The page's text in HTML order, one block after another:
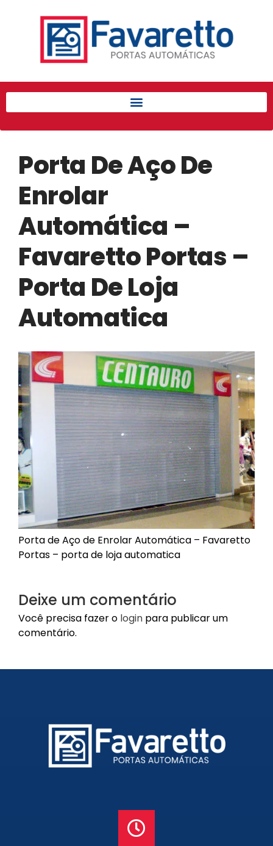
Produtos
Porta de Enrolar Automática
Acessórios Para Portas de
Pintura eletrostática
Portfólio
Acessórios
Automatização
Enrolar em Teresópolis – RJ
Portão de Garagem de
Enrolar em São Pedro da
Aldeia – RJ
Portão de Garagem de
Enrolar em São João de
Meriti – RJ
Portão de Garagem de
Enrolar em São Gonçalo – RJ
Portão de Garagem de
Enrolar em Rio das Ostras –
RJ
Portão de Garagem de
Enrolar em Queimados – RJ
Portão de Garagem de
Enrolar em Paraty – RJ
Portão de Garagem de
Porta De Aço De
Enrolar
Automática –
Favaretto Portas –
Porta De Loja
Automatica
Porta de Aço de Enrolar Automática – Favaretto
Portas – porta de loja automatica
Deixe um comentário
Você precisa fazer o login para publicar um
comentário.